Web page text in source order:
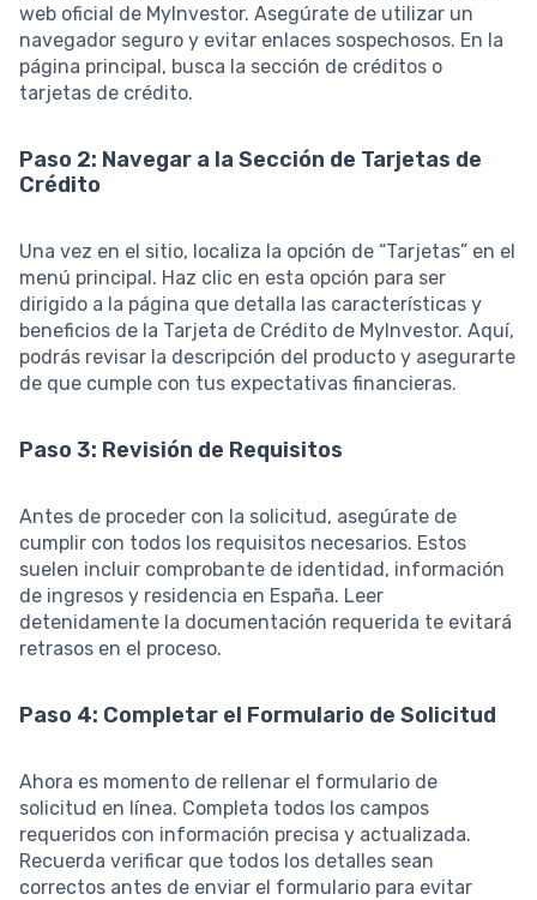
web oficial de MyInvestor. Asegúrate de utilizar un
navegador seguro y evitar enlaces sospechosos. En la
página principal, busca la sección de créditos o
tarjetas de crédito.
Paso 2: Navegar a la Sección de Tarjetas de
Crédito
Una vez en el sitio, localiza la opción de “Tarjetas” en el
menú principal. Haz clic en esta opción para ser
dirigido a la página que detalla las características y
beneficios de la Tarjeta de Crédito de MyInvestor. Aquí,
podrás revisar la descripción del producto y asegurarte
de que cumple con tus expectativas financieras.
Paso 3: Revisión de Requisitos
Antes de proceder con la solicitud, asegúrate de
cumplir con todos los requisitos necesarios. Estos
suelen incluir comprobante de identidad, información
de ingresos y residencia en España. Leer
detenidamente la documentación requerida te evitará
retrasos en el proceso.
Paso 4: Completar el Formulario de Solicitud
Ahora es momento de rellenar el formulario de
solicitud en línea. Completa todos los campos
requeridos con información precisa y actualizada.
Recuerda verificar que todos los detalles sean
correctos antes de enviar el formulario para evitar